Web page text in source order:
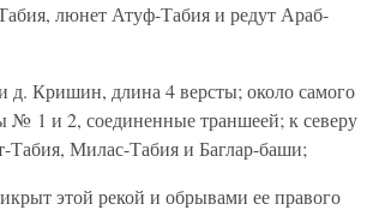
люнет Атуф-Табия и редут Араб-
Кришин, длина 4 версты; около самого
№ 1 и 2, соединенные траншеей; к северу
Милас-Табия и Баглар-баши;
этой рекой и обрывами ее правого